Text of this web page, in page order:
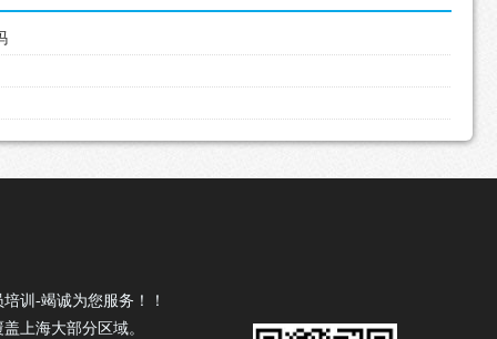
训-竭诚为您服务！！
上海大部分区域。